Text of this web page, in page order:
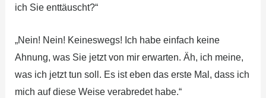
ich Sie enttäuscht?“
„Nein! Nein! Keineswegs! Ich habe einfach keine
Ahnung, was Sie jetzt von mir erwarten. Äh, ich meine,
was ich jetzt tun soll. Es ist eben das erste Mal, dass ich
mich auf diese Weise verabredet habe.“